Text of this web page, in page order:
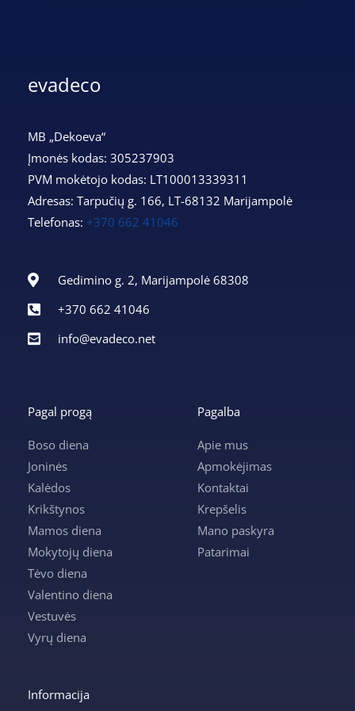
evadeco
MB „Dekoeva“
Įmonės kodas: 305237903
PVM mokėtojo kodas: LT100013339311
Adresas: Tarpučių g. 166, LT-68132 Marijampolė
Telefonas: +370 662 41046
Gedimino g. 2, Marijampolė 68308
+370 662 41046
info@evadeco.net
Pagal progą
Boso diena
Joninės
Kalėdos
Krikštynos
Mamos diena
Mokytojų diena
Tėvo diena
Valentino diena
Vestuvės
Vyrų diena
Pagalba
Apie mus
Apmokėjimas
Kontaktai
Krepšelis
Mano paskyra
Patarimai
Informacija